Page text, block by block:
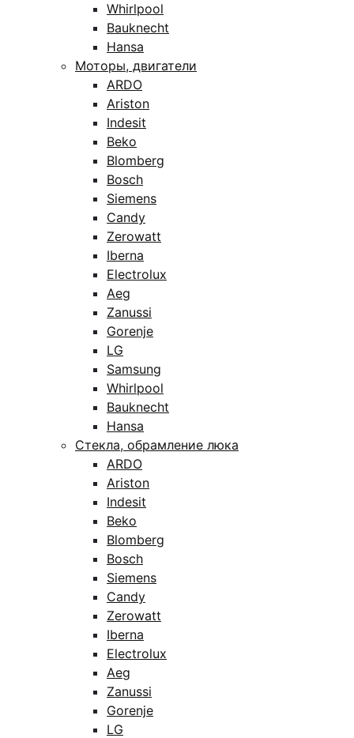
Whirlpool
Bauknecht
Hansa
Моторы, двигатели
ARDO
Ariston
Indesit
Beko
Blomberg
Bosch
Siemens
Candy
Zerowatt
Iberna
Electrolux
Aeg
Zanussi
Gorenje
LG
Samsung
Whirlpool
Bauknecht
Hansa
Стекла, обрамление люка
ARDO
Ariston
Indesit
Beko
Blomberg
Bosch
Siemens
Candy
Zerowatt
Iberna
Electrolux
Aeg
Zanussi
Gorenje
LG